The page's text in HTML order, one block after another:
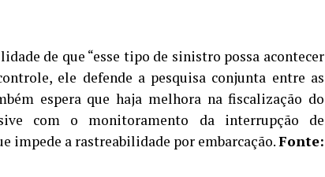
de que “esse tipo de sinistro possa acontecer
ele defende a pesquisa conjunta entre as
espera que haja melhora na fiscalização do
com o monitoramento da interrupção de
impede a rastreabilidade por embarcação.Fonte: